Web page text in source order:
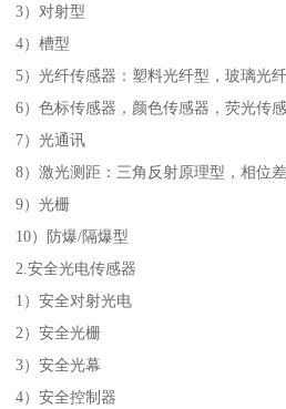
3）对射型
4）槽型
5）光纤传感器：塑料光纤型，玻璃光
6）色标传感器，颜色传感器，荧光传
7）光通讯
8）激光测距：三角反射原理型，相位
9）光栅
10）防爆/隔爆型
2.安全光电传感器
1）安全对射光电
2）安全光栅
3）安全光幕
4）安全控制器